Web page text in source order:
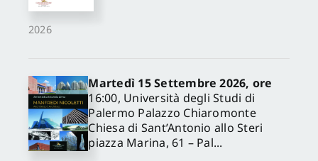
2026
Martedì 15 Settembre 2026, ore
16:00, Università degli Studi di
Palermo Palazzo Chiaromonte
Chiesa di Sant’Antonio allo Steri
piazza Marina, 61 – Pal...